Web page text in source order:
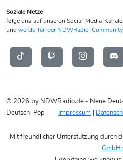
Soziale Netze
folge uns auf unseren Social-Media-
und werde Teil der NDWRadio-
© 2026 by NDWRadio.de - Neue
Deutsch-Pop
Impressum |
Mit freundlicher Unterstützung durch
GmbH